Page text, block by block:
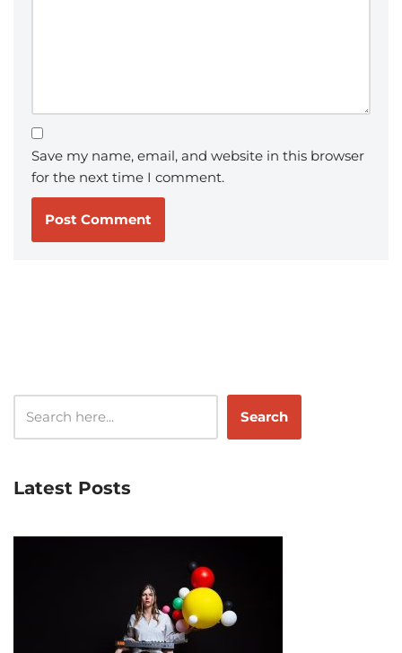
Save my name, email, and website in this browser
for the next time I comment.
Search
Latest Posts